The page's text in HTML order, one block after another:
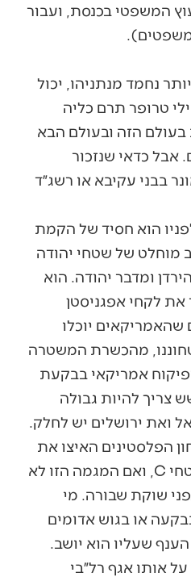
המשפטי בכנסת, ועבור
נחמד מנתניהו, יכול
טרופר תרם כליה
בעולם הזה ובעולם הבא
אבל כדאי שנזכור
בבני עקיבא או רשג״ד
הוא חסיד של הקמת
מוחלט של שטחי יהודה
ומדבר יהודה. הוא
לקחי אפגניסטן
יוכלו
מהכשרת המשטרה
אמריקאי בבקעת
צריך להיות גבולה
ואת ירושלים יש לחלק.
הפלסטינים האיצו את
קצב ההשתלטות על שטחי C, ואם המגמה הזו לא
שוקת שבורה. מי
או בגוש אדומים
שעליו הוא יושב.
אותו אגף רל״בי